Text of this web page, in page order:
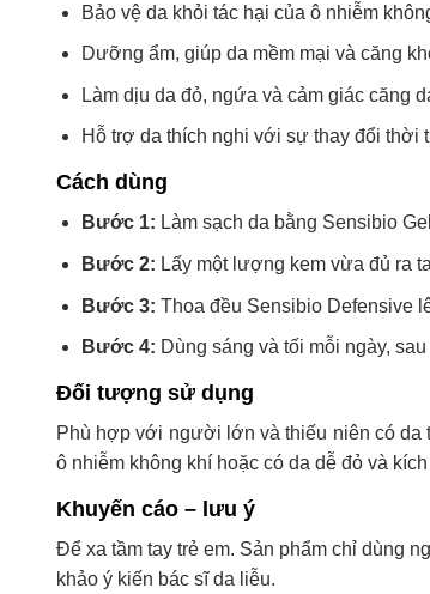
Bảo vệ da khỏi tác hại của ô nhiễm
Dưỡng ẩm, giúp da mềm mại và căng
Làm dịu da đỏ, ngứa và cảm giác căng
Hỗ trợ da thích nghi với sự thay đổi thời
Cách dùng
Bước 1: Làm sạch da bằng Sensibio
Bước 2: Lấy một lượng kem vừa đủ ra
Bước 3: Thoa đều Sensibio Defensive
Bước 4: Dùng sáng và tối mỗi ngày,
Đối tượng sử dụng
Phù hợp với người lớn và thiếu niên có
ô nhiễm không khí hoặc có da dễ đỏ và
Khuyến cáo – lưu ý
Để xa tầm tay trẻ em. Sản phẩm chỉ dùng
khảo ý kiến bác sĩ da liễu.